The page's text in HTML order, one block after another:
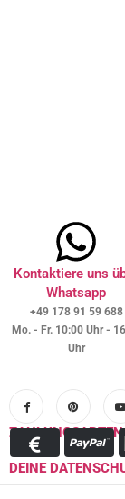
Kontaktiere uns
Whatsapp
+49 178 91 59 688
Mo. - Fr. 10:00 Uhr -
Uhr
ZAHLUNGSARTEN
DEINE